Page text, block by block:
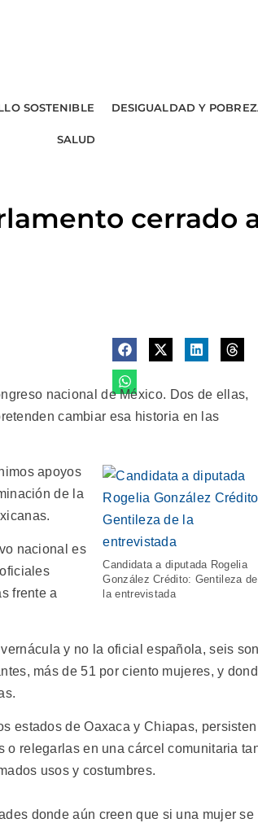
SOSTENIBLE DESIGUALDAD Y
SALUD
cerrado
nacional de México. Dos de ellas,
cambiar esa historia en las
Candidata a diputada Rogelia
González Crédito: Gentileza de
la entrevistada
apoyos
de la
nacional es
frente a
y no la oficial española, seis
más de 51 por ciento mujeres, y
estados de Oaxaca y Chiapas, persisten
o relegarlas en una cárcel comunitaria
usos y costumbres.
donde aún creen que si una mujer se